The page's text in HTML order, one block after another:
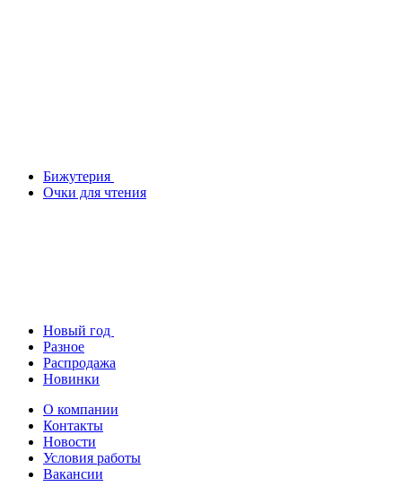
Бижутерия
Очки для чтения
Новый год
Разное
Распродажа
Новинки
О компании
Контакты
Новости
Условия работы
Вакансии